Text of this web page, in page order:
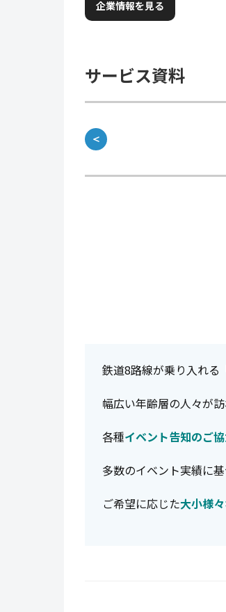
企業情報を見る
サービス資料
＜
鉄道8路線が乗り入れる
幅広い年齢層の人々が
各種イベント告知のご
多数のイベント実績に
ご希望に応じた大小様